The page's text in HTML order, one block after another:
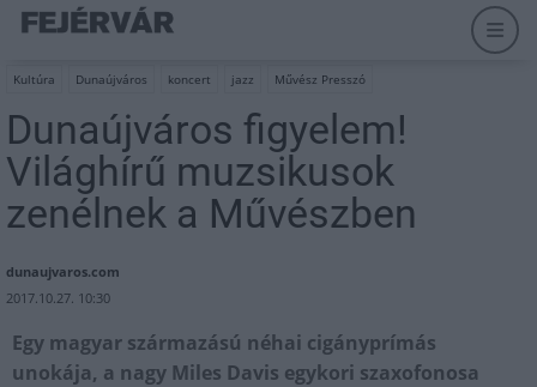
Kultúra Dunaújváros koncert jazz Művész Presszó
Dunaújváros figyelem!
Világhírű muzsikusok
zenélnek a Művészben
dunaujvaros.com
2017.10.27. 10:30
Egy magyar származású néhai cigányprímás
unokája, a nagy Miles Davis egykori szaxofonosa